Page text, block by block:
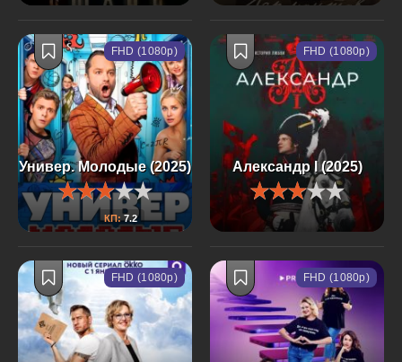
Универ. Молодые (2025)
КП:7.2
FHD (1080p)
Александр I (2025)
FHD (1080p)
FHD (1080p) FHD (1080p)